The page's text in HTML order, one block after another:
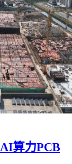
算力PCB